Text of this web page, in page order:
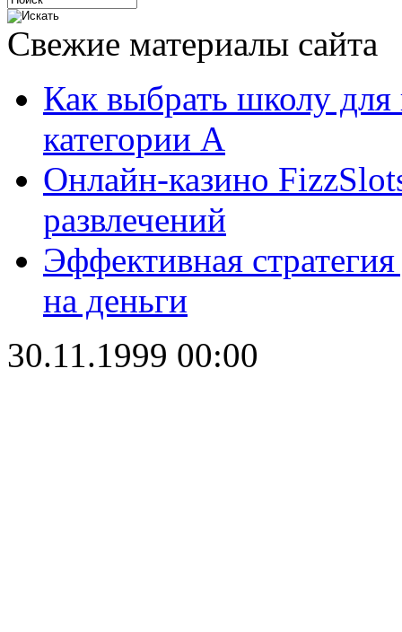
Свежие материалы сайта
Как выбрать школу для
категории А
Онлайн-казино
развлечений
Эффективная
на деньги
30.11.1999 00:00